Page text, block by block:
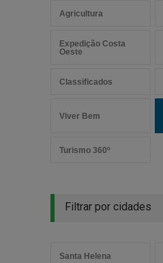
Agricultura
Expedição Costa
Oeste
Classificados
Viver Bem
Turismo 360º
Filtrar por cidades
Santa Helena